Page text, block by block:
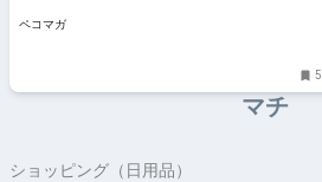
ペコマガ
5
マチ
ショッピング（日用品）